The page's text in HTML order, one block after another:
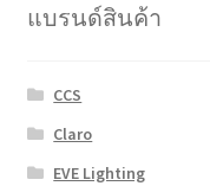
แบรนด์สินค้า
CCS
Claro
EVE Lighting